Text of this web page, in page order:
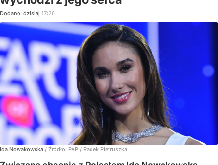
Dodano: dzisiaj 17:26
Ida Nowakowska / Źródło: PAP / Radek Pietruszka